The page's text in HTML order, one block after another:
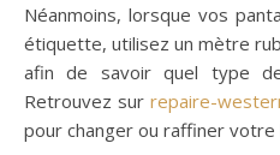
Néanmoins, lorsque vos
étiquette, utilisez un mètre
afin de savoir quel type
Retrouvez surrepaire-
pour changer ou raffiner votre